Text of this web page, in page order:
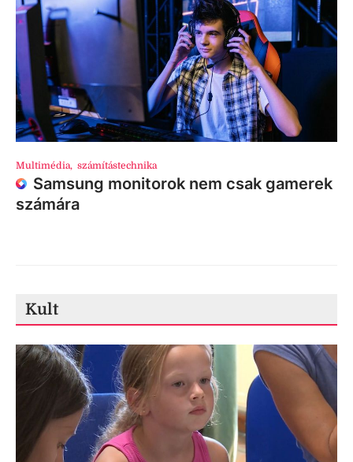
Multimédia, számítástechnika
Samsung monitorok nem csak gamerek
számára
Kult